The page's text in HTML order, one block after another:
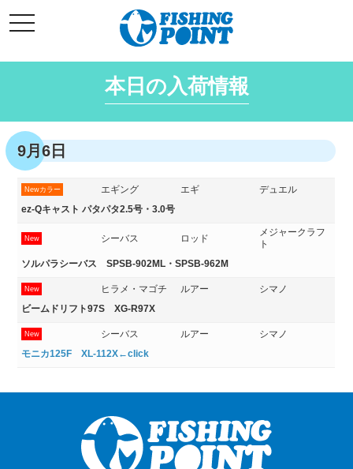
ン
ン
ス
キ
ッ
t
o
l
g
t
o
n
本日の入荷情報
9月6日
Newカラー エギング エギ デュエル
ez-Qキャスト パタパタ2.5号・3.0号
New シーバス ロッド
メジャークラフ
ト
ソルパラシーバス SPSB-902ML・SPSB-962M
New ヒラメ・マゴチ ルアー シマノ
ビームドリフト97S XG-R97X
New シーバス ルアー シマノ
モニカ125F XL-112X←click